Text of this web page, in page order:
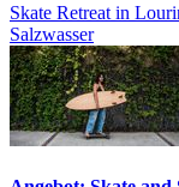
Skate Retreat in
Salzwasser